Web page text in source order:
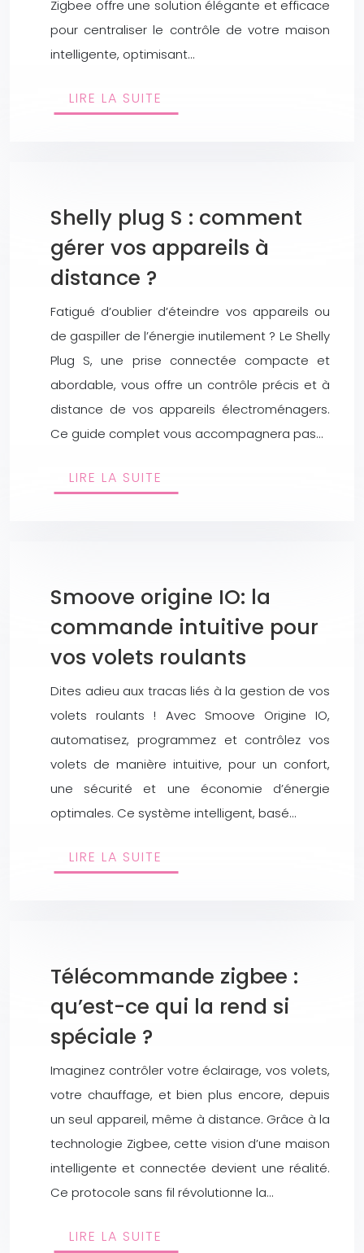
Zigbee offre une solution élégante et efficace
pour centraliser le contrôle de votre maison
intelligente, optimisant…
LIRE LA SUITE
Shelly plug S : comment
gérer vos appareils à
distance ?
Fatigué d’oublier d’éteindre vos appareils ou
de gaspiller de l’énergie inutilement ? Le Shelly
Plug S, une prise connectée compacte et
abordable, vous offre un contrôle précis et à
distance de vos appareils électroménagers.
Ce guide complet vous accompagnera pas…
LIRE LA SUITE
Smoove origine IO: la
commande intuitive pour
vos volets roulants
Dites adieu aux tracas liés à la gestion de vos
volets roulants ! Avec Smoove Origine IO,
automatisez, programmez et contrôlez vos
volets de manière intuitive, pour un confort,
une sécurité et une économie d’énergie
optimales. Ce système intelligent, basé…
LIRE LA SUITE
Télécommande zigbee :
qu’est-ce qui la rend si
spéciale ?
Imaginez contrôler votre éclairage, vos volets,
votre chauffage, et bien plus encore, depuis
un seul appareil, même à distance. Grâce à la
technologie Zigbee, cette vision d’une maison
intelligente et connectée devient une réalité.
Ce protocole sans fil révolutionne la…
LIRE LA SUITE